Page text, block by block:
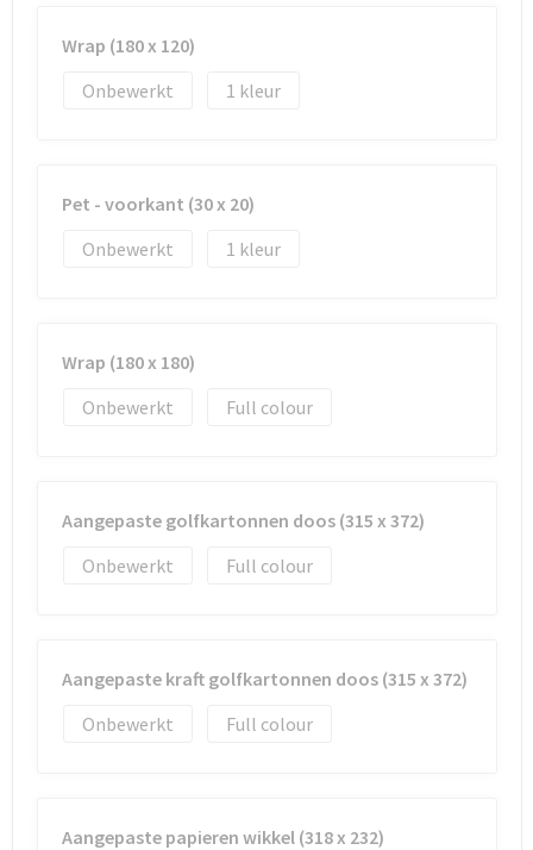
Wrap (180 x 120)
Onbewerkt
1
Pet - voorkant (30 x 20)
Onbewerkt
1
Wrap (180 x 180)
Onbewerkt
Full colour
Aangepaste golfkartonnen doos (315 x 372)
Onbewerkt
Full colour
Aangepaste kraft golfkartonnen doos (315 x 372)
Onbewerkt
Full colour
Aangepaste papieren wikkel (318 x 232)